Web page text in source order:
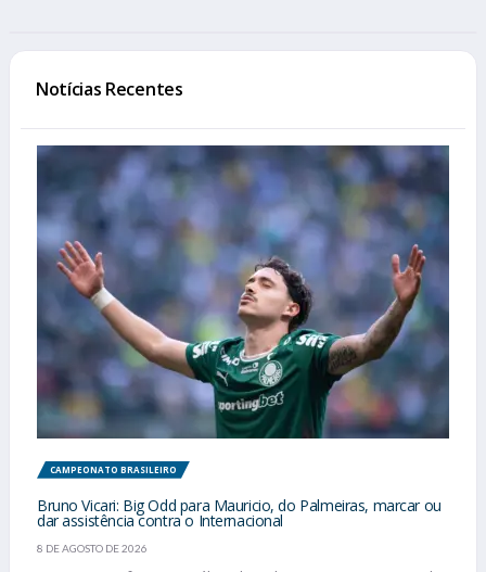
Notícias Recentes
CAMPEONATO BRASILEIRO
Bruno Vicari: Big Odd para Mauricio, do Palmeiras, marcar ou
dar assistência contra o Internacional
8 DE AGOSTO DE 2026